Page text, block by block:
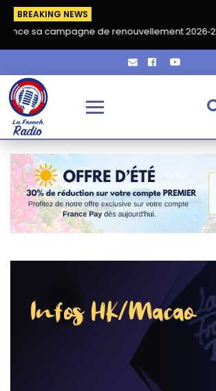
BREAKING NEWS
de renouvellement 2026‑2027
Infos HK/Macao